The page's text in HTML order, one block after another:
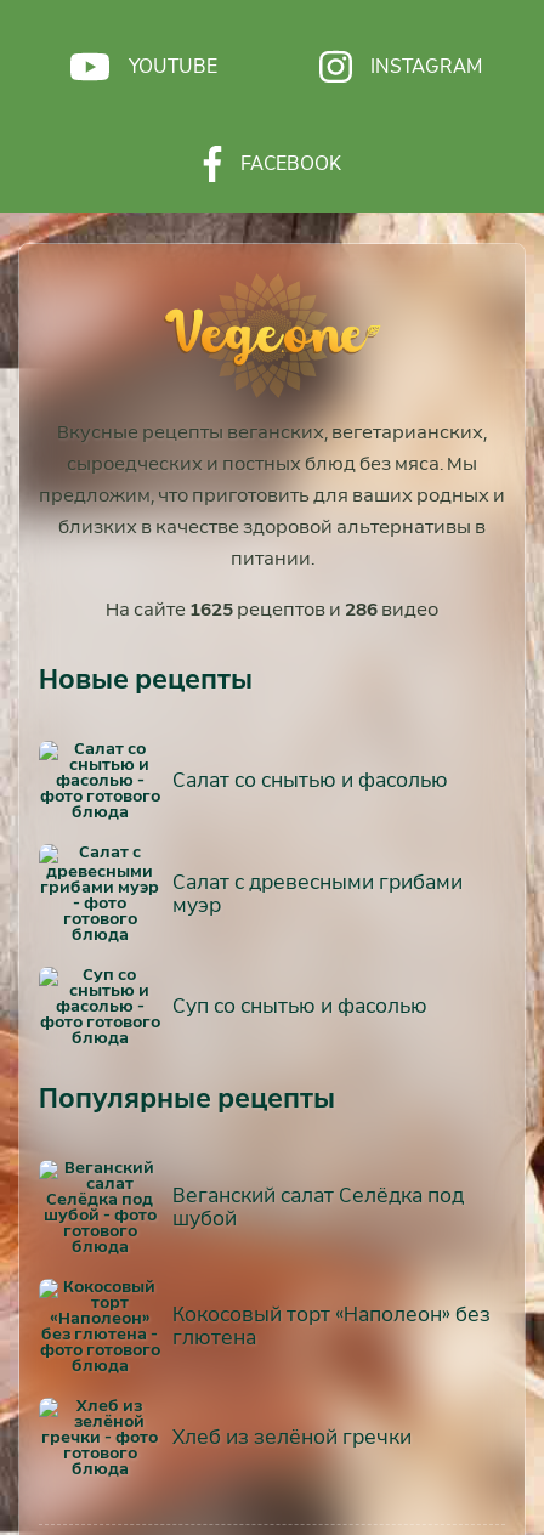
YOUTUBE INSTAGRAM
FACEBOOK
Вкусные рецепты веганских, вегетарианских,
сыроедческих и постных блюд без мяса. Мы
предложим, что приготовить для ваших родных и
близких в качестве здоровой альтернативы в
питании.
На сайте 1625 рецептов и 286 видео
Новые рецепты
Салат со снытью и фасолью
Салат с древесными грибами
муэр
Суп со снытью и фасолью
Популярные рецепты
Веганский салат Селёдка под
шубой
Кокосовый торт «Наполеон» без
глютена
Хлеб из зелёной гречки